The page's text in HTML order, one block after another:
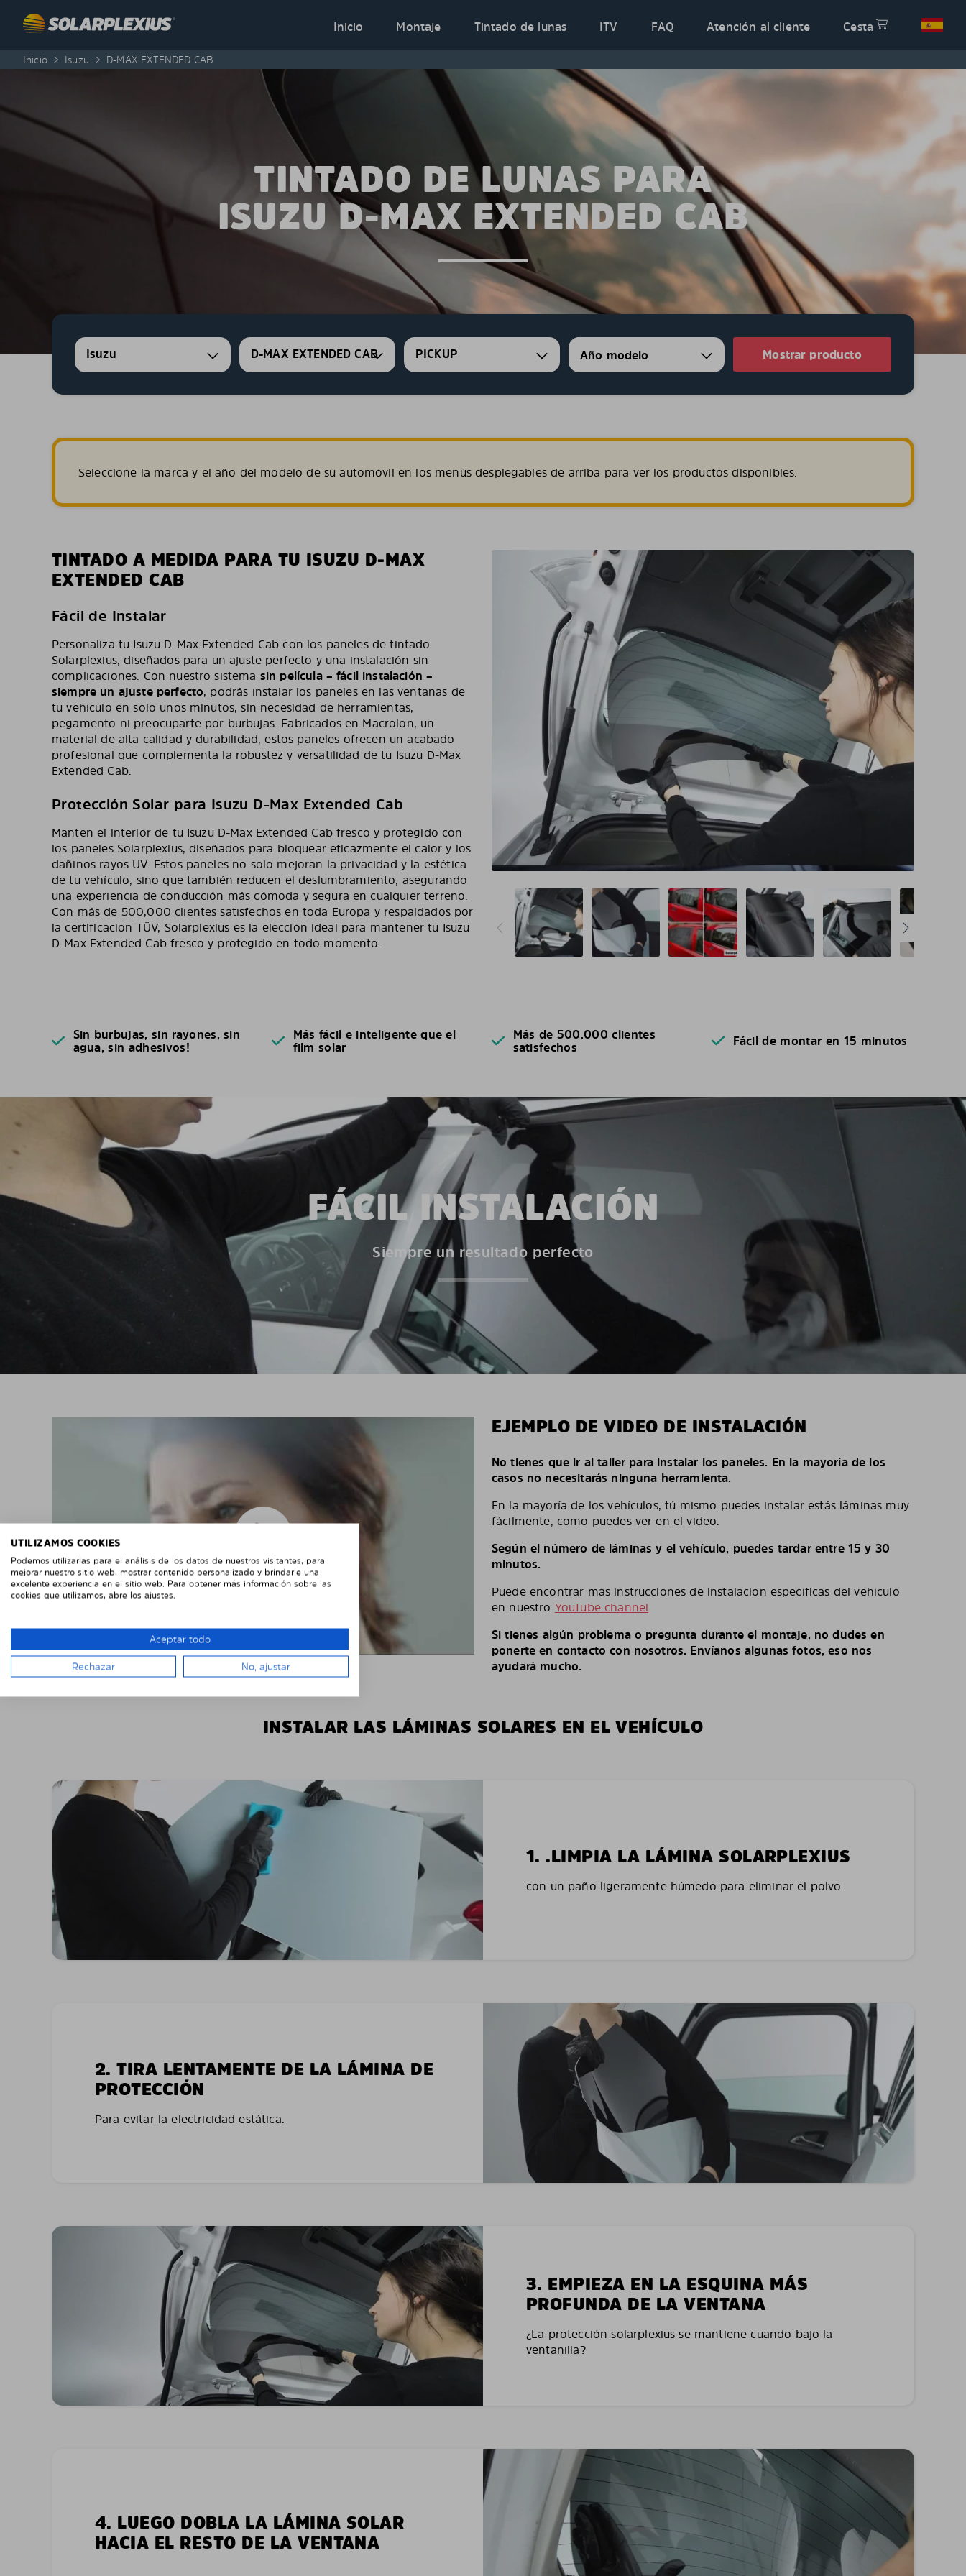
Inicio
Montaje Tintado de lunas ITV FAQ Atención al cliente Cesta
Inicio > Isuzu > D-MAX EXTENDED CAB
TINTADO DE LUNAS PARA
ISUZU D-MAX EXTENDED CAB
Isuzu D-MAX EXTENDED CAB PICKUP Mostrar producto
Seleccione la marca y el año del modelo de su automóvil en los menús desplegables de arriba para ver los productos disponibles.
TINTADO A MEDIDA PARA TU ISUZU D-MAX
EXTENDED CAB
Fácil de Instalar
Personaliza tu Isuzu D-Max Extended Cab con los paneles de tintado
Solarplexius, diseñados para un ajuste perfecto y una instalación sin
complicaciones. Con nuestro sistema sin película – fácil instalación –
siempre un ajuste perfecto, podrás instalar los paneles en las ventanas de
tu vehículo en solo unos minutos, sin necesidad de herramientas,
pegamento ni preocuparte por burbujas. Fabricados en Macrolon, un
material de alta calidad y durabilidad, estos paneles ofrecen un acabado
profesional que complementa la robustez y versatilidad de tu Isuzu D-Max
Extended Cab.
Protección Solar para Isuzu D-Max Extended Cab
Mantén el interior de tu Isuzu D-Max Extended Cab fresco y protegido con
los paneles Solarplexius, diseñados para bloquear eficazmente el calor y los
dañinos rayos UV. Estos paneles no solo mejoran la privacidad y la estética
de tu vehículo, sino que también reducen el deslumbramiento, asegurando
una experiencia de conducción más cómoda y segura en cualquier terreno.
Con más de 500,000 clientes satisfechos en toda Europa y respaldados por
la certificación TÜV, Solarplexius es la elección ideal para mantener tu Isuzu
D-Max Extended Cab fresco y protegido en todo momento.
Sin burbujas, sin rayones, sin
agua, sin adhesivos!
Más fácil e inteligente que el
film solar
Más de 500.000 clientes
satisfechos
Fácil de montar en 15 minutos
FÁCIL INSTALACIÓN
Siempre un resultado perfecto
EJEMPLO DE VIDEO DE INSTALACIÓN
No tienes que ir al taller para instalar los paneles. En la mayoría de los
casos no necesitarás ninguna herramienta.
En la mayoría de los vehículos, tú mismo puedes instalar estás láminas muy
fácilmente, como puedes ver en el video.
Según el número de láminas y el vehículo, puedes tardar entre 15 y 30
minutos.
Puede encontrar más instrucciones de instalación específicas del vehículo
en nuestro YouTube channel
Si tienes algún problema o pregunta durante el montaje, no dudes en
ponerte en contacto con nosotros. Envíanos algunas fotos, eso nos
ayudará mucho.
INSTALAR LAS LÁMINAS SOLARES EN EL VEHÍCULO
1. .LIMPIA LA LÁMINA SOLARPLEXIUS
con un paño ligeramente húmedo para eliminar el polvo.
2. TIRA LENTAMENTE DE LA LÁMINA DE
PROTECCIÓN
Para evitar la electricidad estática.
3. EMPIEZA EN LA ESQUINA MÁS
PROFUNDA DE LA VENTANA
¿La protección solarplexius se mantiene cuando bajo la
ventanilla?
4. LUEGO DOBLA LA LÁMINA SOLAR
HACIA EL RESTO DE LA VENTANA
UTILIZAMOS COOKIES
Podemos utilizarlas para el análisis de los datos de nuestros visitantes, para
mejorar nuestro sitio web, mostrar contenido personalizado y brindarle una
excelente experiencia en el sitio web. Para obtener más información sobre las
cookies que utilizamos, abre los ajustes.
Aceptar todo
Rechazar No, ajustar